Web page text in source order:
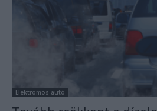
Elektromos autó